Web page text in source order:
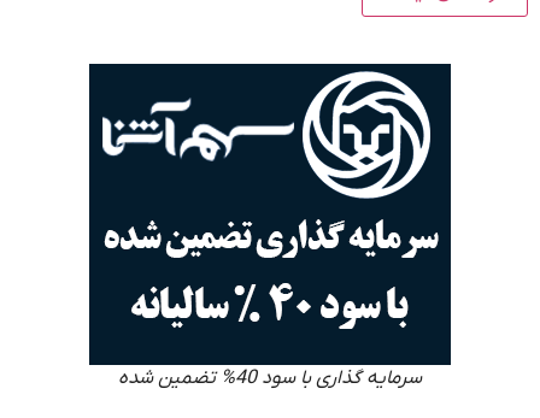
سرمایه گذاری با سود 40% تضمین شده